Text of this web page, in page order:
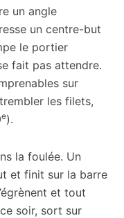
un angle
un centre-but
le portier
fait pas attendre.
sur
les filets,
e).
la foulée. Un
et finit sur la barre
et tout
soir, sort sur